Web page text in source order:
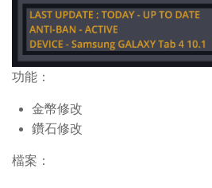
功能：
金幣修改
鑽石修改
檔案：